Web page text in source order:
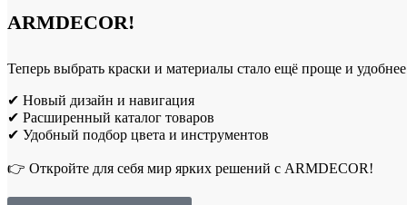
ARMDECOR!
Теперь выбрать краски и материалы стало ещё проще и
✔ Новый дизайн и навигация
✔ Расширенный каталог товаров
✔ Удобный подбор цвета и инструментов
👉 Откройте для себя мир ярких решений с ARMDECOR!